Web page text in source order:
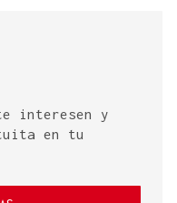
interesen y
en tu